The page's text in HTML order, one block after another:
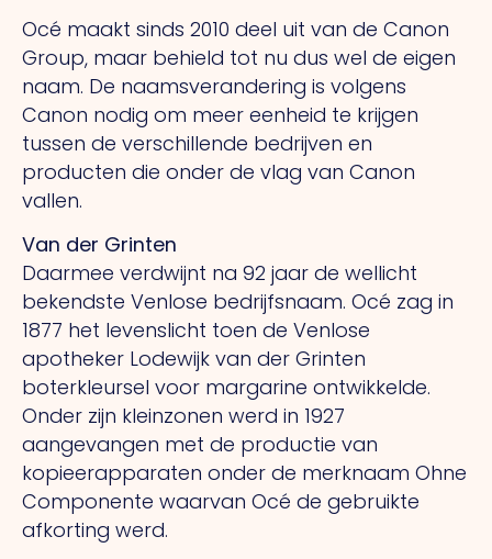
Océ maakt sinds 2010 deel uit van de Canon
Group, maar behield tot nu dus wel de eigen
naam. De naamsverandering is volgens
Canon nodig om meer eenheid te krijgen
tussen de verschillende bedrijven en
producten die onder de vlag van Canon
vallen.
Van der Grinten
Daarmee verdwijnt na 92 jaar de wellicht
bekendste Venlose bedrijfsnaam. Océ zag in
1877 het levenslicht toen de Venlose
apotheker Lodewijk van der Grinten
boterkleursel voor margarine ontwikkelde.
Onder zijn kleinzonen werd in 1927
aangevangen met de productie van
kopieerapparaten onder de merknaam Ohne
Componente waarvan Océ de gebruikte
afkorting werd.